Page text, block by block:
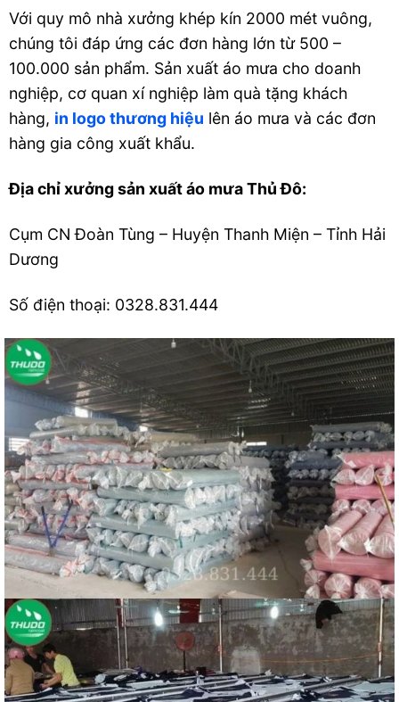
Với quy mô nhà xưởng khép kín 2000 mét vuông,
chúng tôi đáp ứng các đơn hàng lớn từ 500 –
100.000 sản phẩm. Sản xuất áo mưa cho doanh
nghiệp, cơ quan xí nghiệp làm quà tặng khách
hàng, in logo thương hiệu lên áo mưa và các đơn
hàng gia công xuất khẩu.
Địa chỉ xưởng sản xuất áo mưa Thủ Đô:
Cụm CN Đoàn Tùng – Huyện Thanh Miện – Tỉnh Hải
Dương
Số điện thoại: 0328.831.444